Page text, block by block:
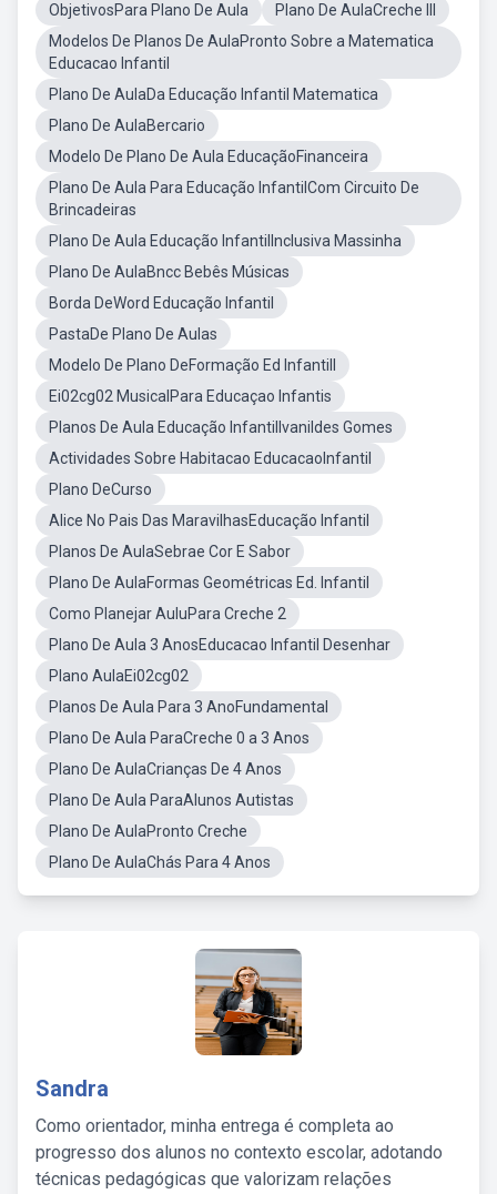
ObjetivosPara Plano De Aula
Plano De AulaCreche III
Modelos De Planos De AulaPronto Sobre a Matematica
Educacao Infantil
Plano De AulaDa Educação Infantil Matematica
Plano De AulaBercario
Modelo De Plano De Aula EducaçãoFinanceira
Plano De Aula Para Educação InfantilCom Circuito De
Brincadeiras
Plano De Aula Educação InfantilInclusiva Massinha
Plano De AulaBncc Bebês Músicas
Borda DeWord Educação Infantil
PastaDe Plano De Aulas
Modelo De Plano DeFormação Ed Infantill
Ei02cg02 MusicalPara Educaçao Infantis
Planos De Aula Educação InfantilIvanildes Gomes
Actividades Sobre Habitacao EducacaoInfantil
Plano DeCurso
Alice No Pais Das MaravilhasEducação Infantil
Planos De AulaSebrae Cor E Sabor
Plano De AulaFormas Geométricas Ed. Infantil
Como Planejar AuluPara Creche 2
Plano De Aula 3 AnosEducacao Infantil Desenhar
Plano AulaEi02cg02
Planos De Aula Para 3 AnoFundamental
Plano De Aula ParaCreche 0 a 3 Anos
Plano De AulaCrianças De 4 Anos
Plano De Aula ParaAlunos Autistas
Plano De AulaPronto Creche
Plano De AulaChás Para 4 Anos
Sandra
Como orientador, minha entrega é completa ao
progresso dos alunos no contexto escolar, adotando
técnicas pedagógicas que valorizam relações